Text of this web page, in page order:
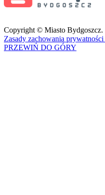
Copyright © Miasto Bydgoszcz.
Zasady zachowania
PRZEWIŃ DO GÓRY